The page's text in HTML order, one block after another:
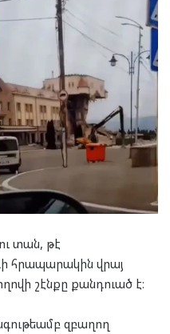
տան, թէ
հրապարակին վրայ
շէնքը քանդուած է։
զբաղող